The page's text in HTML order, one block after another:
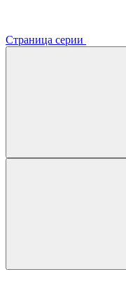
Страница серии